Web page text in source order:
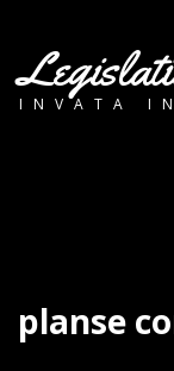
INVATA
planse